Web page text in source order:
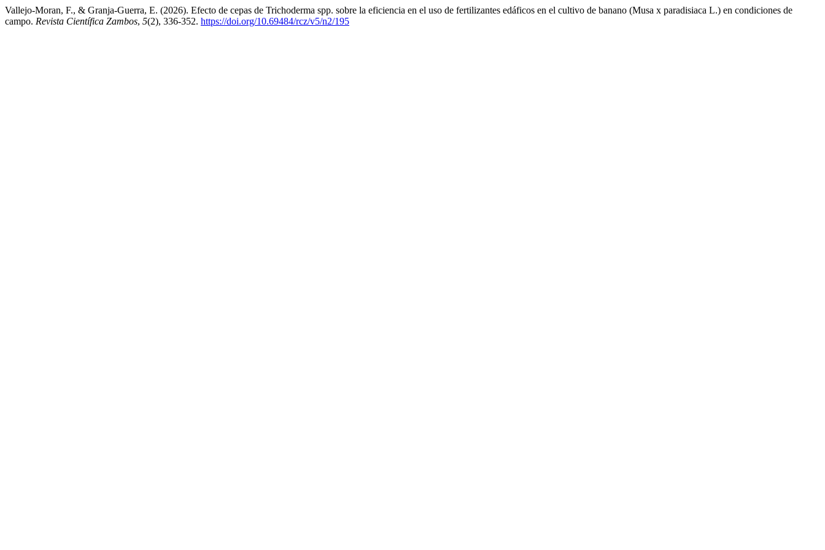
Vallejo-Moran, F., & Granja-Guerra, E. (2026). Efecto de cepas de Trichoderma spp. sobre la eficiencia en el uso de fertilizantes edáficos en el cultivo de banano (Musa x paradisiaca L.) en condiciones de
campo. Revista Científica Zambos, 5(2), 336-352. https://doi.org/10.69484/rcz/v5/n2/195